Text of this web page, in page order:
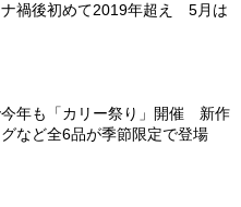
禍後初めて2019年超え 5月は
今年も「カリー祭り」開催 新作
など全6品が季節限定で登場